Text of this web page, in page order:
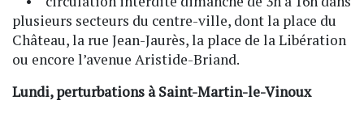
plusieurs secteurs du centre-ville, dont la place du
Château, la rue Jean-Jaurès, la place de la Libération
ou encore l’avenue Aristide-Briand.
Lundi, perturbations à Saint-Martin-le-Vinoux